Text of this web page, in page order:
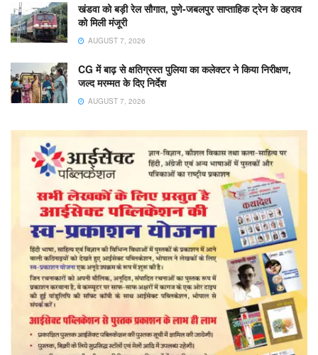
खंडवा को बड़ी रेल सौगात, पुणे-जबलपुर साप्ताहिक ट्रेन के ठहराव
को मिली मंजूरी
AUGUST 7, 2026
CG में बाढ़ से क्षतिग्रस्त पुलिया का कलेक्टर ने किया निरीक्षण,
जल्द मरम्मत के दिए निर्देश
AUGUST 7, 2026